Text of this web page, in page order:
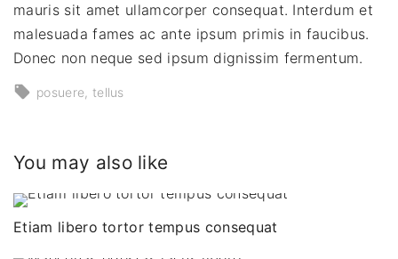
mauris sit amet ullamcorper consequat. Interdum et
malesuada fames ac ante ipsum primis in faucibus.
Donec non neque sed ipsum dignissim fermentum.
posuere tellus
You may also like
Etiam libero tortor tempus consequat